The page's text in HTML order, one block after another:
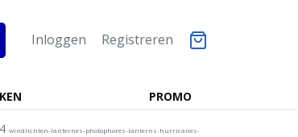
Inloggen Registreren
PROMO
windlichten-lanternes-photophores-lanterns-hurricanes-